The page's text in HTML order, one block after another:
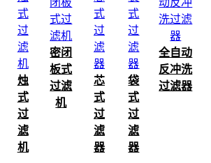
烛
式
过
滤
机
密闭
板式
过滤
机
芯
式
过
滤
器
袋
式
过
滤
器
全自动
反冲洗
过滤器